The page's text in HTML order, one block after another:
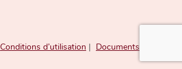
Conditions d’utilisation | Documents publics